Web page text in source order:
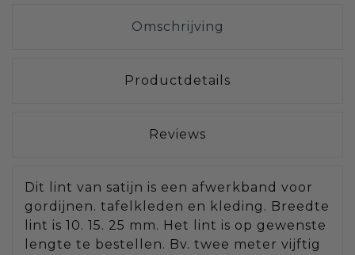
Omschrijving
Productdetails
Reviews
Dit lint van satijn is een afwerkband voor
gordijnen. tafelkleden en kleding. Breedte
lint is 10. 15. 25 mm. Het lint is op gewenste
lengte te bestellen. Bv. twee meter vijftig